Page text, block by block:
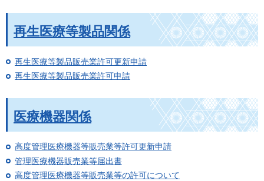
再生医療等製品関係
再生医療等製品販売業許可更新申請
再生医療等製品販売業許可申請
医療機器関係
高度管理医療機器等販売業等許可更新申請
管理医療機器販売業等届出書
高度管理医療機器等販売業等の許可について